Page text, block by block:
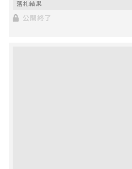
公開終了